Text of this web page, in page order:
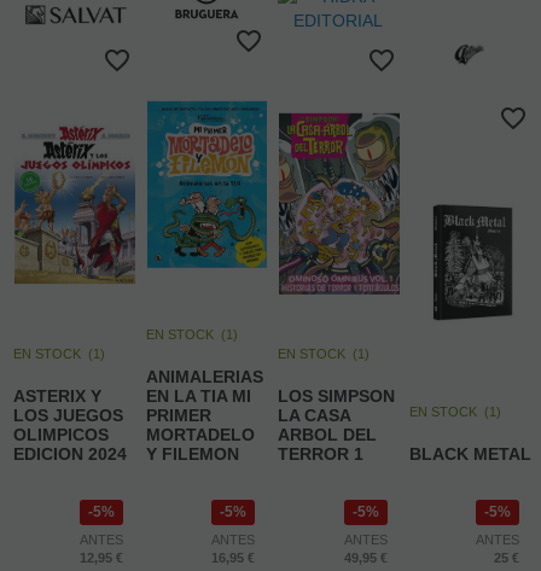
EN STOCK (1)
ASTERIX Y
LOS JUEGOS
OLIMPICOS
EDICION 2024
5%
ANTES
12,95 €
EN STOCK (1 )
ANIMALERIAS
EN LA TIA MI
PRIMER
MORTADELO
Y FILEMON
5%
ANTES
16,95 €
EN STOCK (1 )
LOS SIMPSON
LA CASA
ARBOL DEL
TERROR 1
5%
ANTES
49,95 €
EN STOCK (1)
BLACK METAL
5%
ANTES
25 €